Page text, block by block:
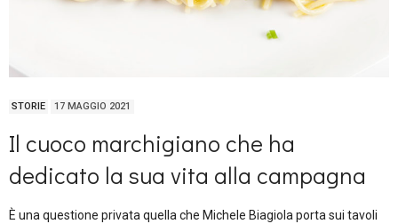
STORIE 17 MAGGIO 2021
Il cuoco marchigiano che ha
dedicato la sua vita alla campagna
È una questione privata quella che Michele Biagiola porta sui tavoli